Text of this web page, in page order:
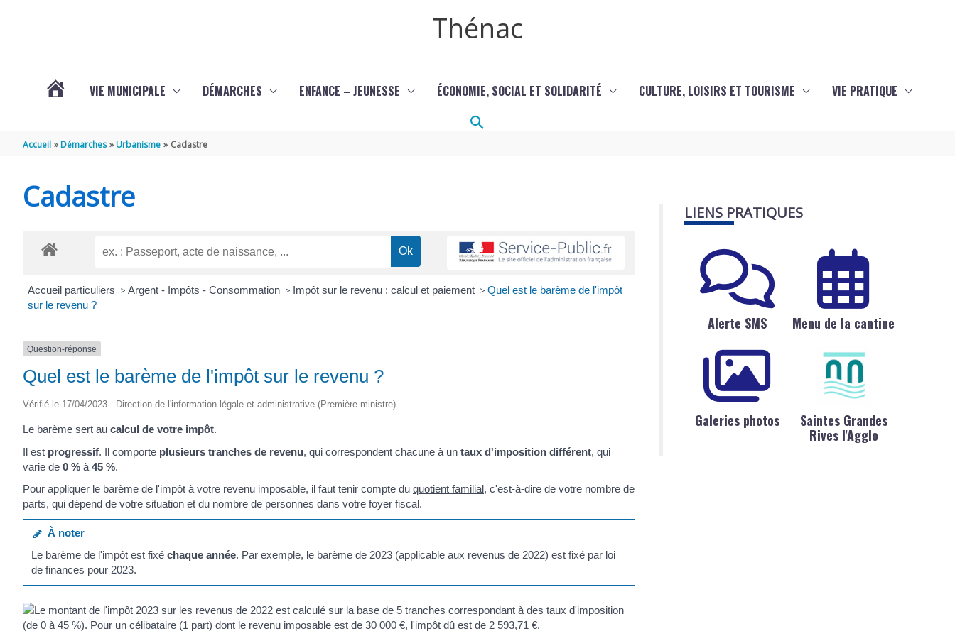
Thénac
THÉNAC
VIE MUNICIPALE DÉMARCHES ENFANCE – JEUNESSE ÉCONOMIE, SOCIAL ET SOLIDARITÉ CULTURE, LOISIRS ET TOURISME VIE PRATIQUE
Rechercher
Accueil Démarches Urbanisme Cadastre
Cadastre
Accueil particuliers > Argent - Impôts - Consommation > Impôt sur le revenu : calcul et paiement > Quel est le barème de l'impôt
sur le revenu ?
Question-réponse
Quel est le barème de l'impôt sur le revenu ?
Vérifié le 17/04/2023 - Direction de l'information légale et administrative (Première ministre)
Le barème sert au calcul de votre impôt.
Il est progressif. Il comporte plusieurs tranches de revenu, qui correspondent chacune à un taux d'imposition différent, qui
varie de 0 % à 45 %.
Pour appliquer le barème de l'impôt à votre revenu imposable, il faut tenir compte du quotient familial, c'est-à-dire de votre nombre de
parts, qui dépend de votre situation et du nombre de personnes dans votre foyer fiscal.
À noter
Le barème de l'impôt est fixéchaque année. Par exemple, le barème de 2023 (applicable aux revenus de 2022) est fixé par loi
de finances pour 2023.
LIENS PRATIQUES
Alerte SMS Menu de la cantine
Galeries photos
Saintes Grandes
Rives l'Agglo